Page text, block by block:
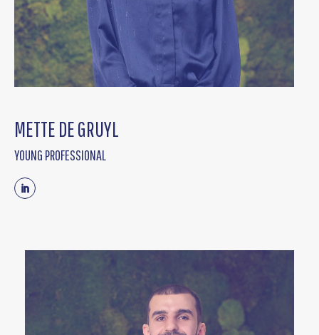
METTE DE GRUYL
YOUNG PROFESSIONAL
Linkedin